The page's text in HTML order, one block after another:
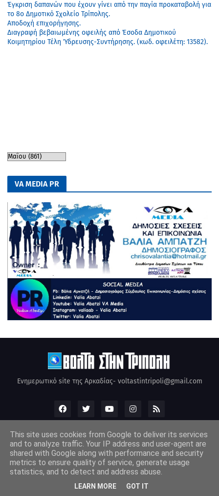
Έγκριση δαπανών που έχουν γίνει από την παγία προκαταβολή για
το 8ο Δημοτικό Σχολείο Τρίπολης.
Αποδοχή επιχορήγησης.
Διαγραφή βεβαιωμένης οφειλής από Έσοδα Δημοτικού
Κοιμητηρίου Τέλη Ύδρευσης-Συντήρησης. (κωδ. οφειλέτη: 13582).
VA MEDIA PR
Ενημερωτικό site της Αρκαδίας- voltastintripoli@gmail.com
Design by - VoltastinTripoliCopyright © VoltastinTripoli by Valia
Abatzi Created by Valia Abatzi (2010)
This site uses cookies from Google to deliver its services
and to analyze traffic. Your IP address and user-agent are
shared with Google along with performance and security
metrics to ensure quality of service, generate usage
statistics, and to detect and address abuse.
LEARN MORE GOT IT